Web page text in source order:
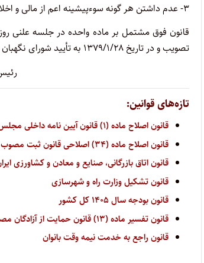
۳- عدم داشتن هر گونه سوء‌پیشینه اعم از مالی و اخلاقی. ‌
قانون فوق مشتمل بر ماده واحده در جلسه علنی
تصویب و در تاریخ ۱۳۷۹/۱/۲۸ به تأیید شورای نگهبان رسیده است.
تازه‌های قوانین:
قانون اصلاح ماده (۱) قانون آیین نامه داخلی مجلس شورای اسلامی
قانون اصلاح ماده (۳۴) اصلاحی قانون ثبت مصوب ۱۳۵۱ و حذف ماده (۳۴) مکرر آن
قانون اتاق بازرگانی، صنایع و معادن و کشاورزی
قانون تشکیل وزارت راه و شهرسازی
قانون بودجه سال ۱۴۰۵ کل کشور
قانون تفسیر ماده (۱۳) قانون حمایت از آزادگان مصوب ۱۳۶۸
قانون راجع به خدمت نیمه وقت بانوان